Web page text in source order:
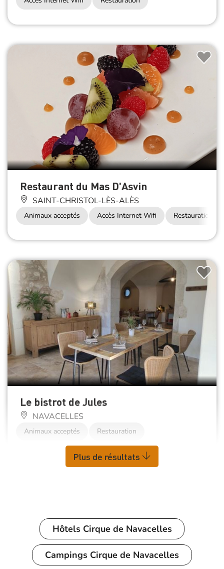
Restaurant du Mas D'Asvin
SAINT-CHRISTOL-LÈS-ALÈS
Animaux acceptés Accès Internet Wifi Restauration
Le bistrot de Jules
NAVACELLES
Animaux acceptés Restauration
Plus de résultats
Hôtels Cirque de Navacelles
Campings Cirque de Navacelles